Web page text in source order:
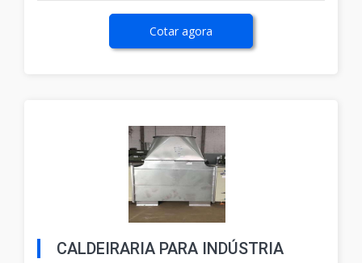
Cotar agora
CALDEIRARIA PARA INDÚSTRIA